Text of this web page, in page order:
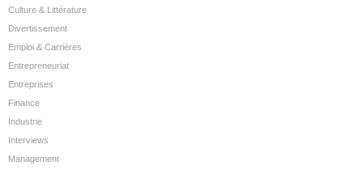
Culture & Littérature
Divertissement
Emploi & Carrières
Entrepreneuriat
Entreprises
Finance
Industrie
Interviews
Management